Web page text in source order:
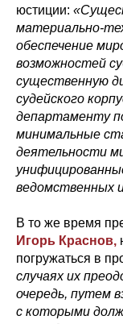
юстиции:
материально-
обеспечение
возможностей
существенную
судейского
департаменту
минимальные
деятельности
ведомственных
В то же время
Игорь Краснов,
погружаться в
случаях их
очередь, путем
с которыми